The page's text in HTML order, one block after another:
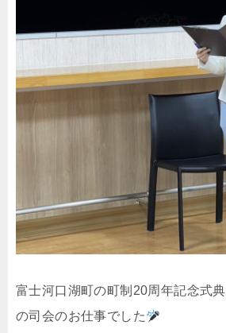
富士河口湖町の町制20周年記念式
の司会のお仕事でした